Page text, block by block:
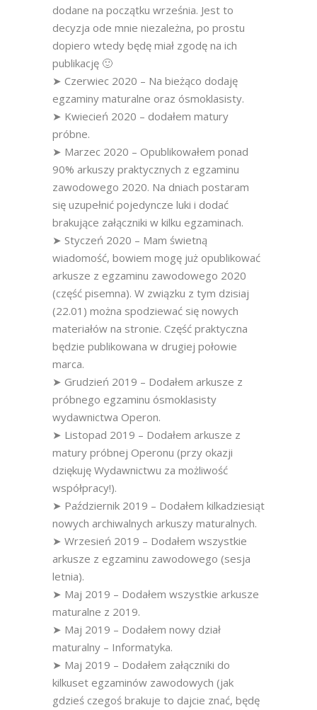
dodane na początku września. Jest to
decyzja ode mnie niezależna, po prostu
dopiero wtedy będę miał zgodę na ich
publikację 🙂
➤ Czerwiec 2020 – Na bieżąco dodaję
egzaminy maturalne oraz ósmoklasisty.
➤ Kwiecień 2020 – dodałem matury
próbne.
➤ Marzec 2020 – Opublikowałem ponad
90% arkuszy praktycznych z egzaminu
zawodowego 2020. Na dniach postaram
się uzupełnić pojedyncze luki i dodać
brakujące załączniki w kilku egzaminach.
➤ Styczeń 2020 – Mam świetną
wiadomość, bowiem mogę już opublikować
arkusze z egzaminu zawodowego 2020
(część pisemna). W związku z tym dzisiaj
(22.01) można spodziewać się nowych
materiałów na stronie. Część praktyczna
będzie publikowana w drugiej połowie
marca.
➤ Grudzień 2019 – Dodałem arkusze z
próbnego egzaminu ósmoklasisty
wydawnictwa Operon.
➤ Listopad 2019 – Dodałem arkusze z
matury próbnej Operonu (przy okazji
dziękuję Wydawnictwu za możliwość
współpracy!).
➤ Październik 2019 – Dodałem kilkadziesiąt
nowych archiwalnych arkuszy maturalnych.
➤ Wrzesień 2019 – Dodałem wszystkie
arkusze z egzaminu zawodowego (sesja
letnia).
➤ Maj 2019 – Dodałem wszystkie arkusze
maturalne z 2019.
➤ Maj 2019 – Dodałem nowy dział
maturalny – Informatyka.
➤ Maj 2019 – Dodałem załączniki do
kilkuset egzaminów zawodowych (jak
gdzieś czegoś brakuje to dajcie znać, będę